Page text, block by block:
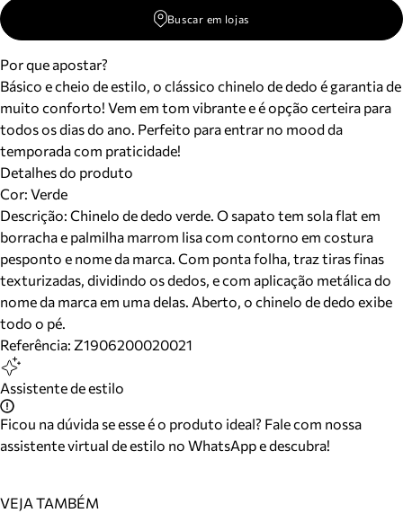
Buscar em lojas
Por que apostar?
Básico e cheio de estilo, o clássico chinelo de dedo é garantia de
muito conforto! Vem em tom vibrante e é opção certeira para
todos os dias do ano. Perfeito para entrar no mood da
temporada com praticidade!
Detalhes do produto
Cor: Verde
Descrição: Chinelo de dedo verde. O sapato tem sola flat em
borracha e palmilha marrom lisa com contorno em costura
pesponto e nome da marca. Com ponta folha, traz tiras finas
texturizadas, dividindo os dedos, e com aplicação metálica do
nome da marca em uma delas. Aberto, o chinelo de dedo exibe
todo o pé.
Referência: Z1906200020021
Assistente de estilo
Ficou na dúvida se esse é o produto ideal? Fale com nossa
assistente virtual de estilo no WhatsApp e descubra!
VEJA TAMBÉM